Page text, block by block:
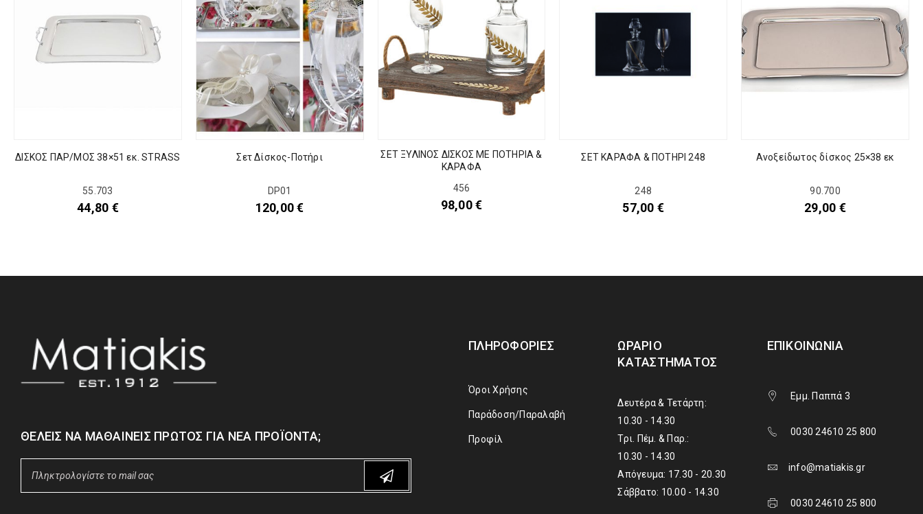
ΔΙΣΚΟΣ ΠΑΡ/ΜΟΣ 38×51 εκ. STRASS
55.703
44,80 €
Σετ Δίσκος-Ποτήρι
DP01
120,00€
ΣΕΤ ΞΥΛΙΝΟΣ ΔΙΣΚΟΣ ME ΠΟΤΗΡΙΑ &
ΚΑΡΑΦΑ
456
98,00€
ΣΕΤ ΚΑΡΑΦΑ & ΠΟΤΗΡΙ 248
248
57,00 €
Ανοξείδωτος δίσκος 25×38 εκ
90.700
29,00 €
ΘΈΛΕΙΣ ΝΑ ΜΑΘΑΊΝΕΙΣ ΠΡΏΤΟΣ ΓΙΑ ΝΈΑ ΠΡΟΪΌΝΤΑ;
ΠΛΗΡΟΦΟΡΊΕΣ
Όροι Χρήσης
Παράδοση/Παραλαβή
Προφίλ
ΩΡΆΡΙΟ
ΚΑΤΑΣΤΉΜΑΤΟΣ
Δευτέρα & Τετάρτη:
10.30 - 14.30
Τρι. Πέμ. & Παρ.:
10.30 - 14.30
Απόγευμα: 17.30 - 20.30
Σάββατο: 10.00 - 14.30
ΕΠΙΚΟΙΝΩΝΊΑ
Εμμ. Παππά 3
0030 24610 25 800
info@matiakis.gr
0030 24610 25 800